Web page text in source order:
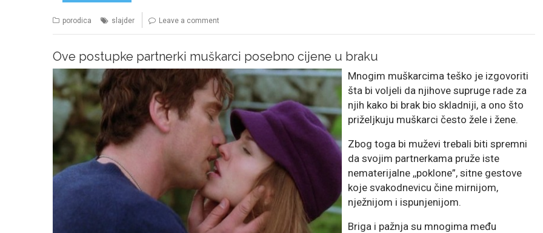
porodica slajder Leave a comment
Ove postupke partnerki muškarci posebno cijene u braku
Mnogim muškarcima teško je izgovoriti
šta bi voljeli da njihove supruge rade za
njih kako bi brak bio skladniji, a ono što
priželjkuju muškarci često žele i žene.
Zbog toga bi muževi trebali biti spremni
da svojim partnerkama pruže iste
nematerijalne ,,poklone”, sitne gestove
koje svakodnevicu čine mirnijom,
nježnijom i ispunjenijom.
Briga i pažnja su mnogima među